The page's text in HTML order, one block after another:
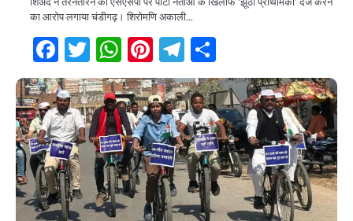
का आरोप लगाया चंडीगढ़। शिरोमणि अकाली…
Facebook
Twitter
WhatsApp
Pinterest
Telegram